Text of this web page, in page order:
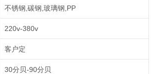
不锈钢,碳钢,玻璃钢,PP
220v-380v
客户定
30分贝-90分贝